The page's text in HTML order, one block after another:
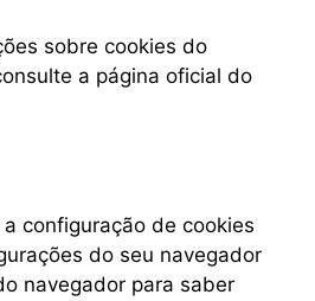
sobre cookies do
a página oficial do
configuração de cookies
do seu navegador
navegador para saber